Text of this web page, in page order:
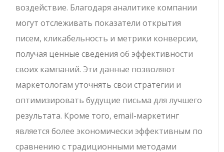
воздействие. Благодаря аналитике компании
могут отслеживать показатели открытия
писем, кликабельность и метрики конверсии,
получая ценные сведения об эффективности
своих кампаний. Эти данные позволяют
маркетологам уточнять свои стратегии и
оптимизировать будущие письма для лучшего
результата. Кроме того, email-маркетинг
является более экономически эффективным по
сравнению с традиционными методами